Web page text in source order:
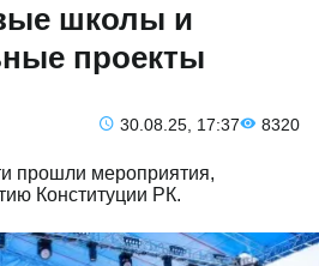
школы и
проекты
30.08.25, 17:37 8320
прошли мероприятия,
Конституции РК.